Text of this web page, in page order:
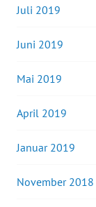
Juli 2019
Juni 2019
Mai 2019
April 2019
Januar 2019
November 2018